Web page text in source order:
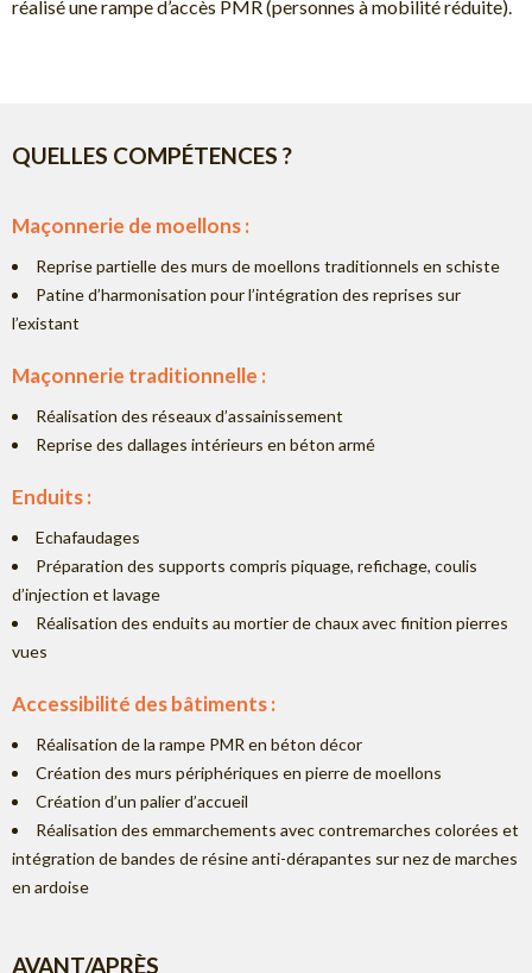
réalisé une rampe d’accès PMR (personnes à mobilité réduite).
QUELLES COMPÉTENCES ?
Maçonnerie de moellons :
Reprise partielle des murs de moellons traditionnels en schiste
Patine d’harmonisation pour l’intégration des reprises sur
l’existant
Maçonnerie traditionnelle :
Réalisation des réseaux d’assainissement
Reprise des dallages intérieurs en béton armé
Enduits :
Echafaudages
Préparation des supports compris piquage, refichage, coulis
d’injection et lavage
Réalisation des enduits au mortier de chaux avec finition pierres
vues
Accessibilité des bâtiments :
Réalisation de la rampe PMR en béton décor
Création des murs périphériques en pierre de moellons
Création d’un palier d’accueil
Réalisation des emmarchements avec contremarches colorées et
intégration de bandes de résine anti-dérapantes sur nez de marches
en ardoise
AVANT/APRÈS